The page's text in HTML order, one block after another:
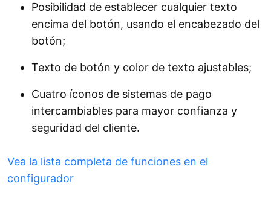
Posibilidad de establecer cualquier texto
encima del botón, usando el encabezado del
botón;
Texto de botón y color de texto ajustables;
Cuatro íconos de sistemas de pago
intercambiables para mayor confianza y
seguridad del cliente.
Vea la lista completa de funciones en el
configurador